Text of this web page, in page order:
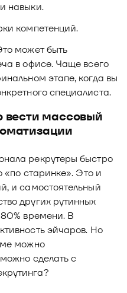
навыки.
компетенций.
может быть
в офисе. Чаще всего
этапе, когда вы
специалиста.
вести массовый
рекрутеры быстро
«по старинке». Это и
и самостоятельный
других рутинных
времени. В
эйчаров. Но
можно
сделать с